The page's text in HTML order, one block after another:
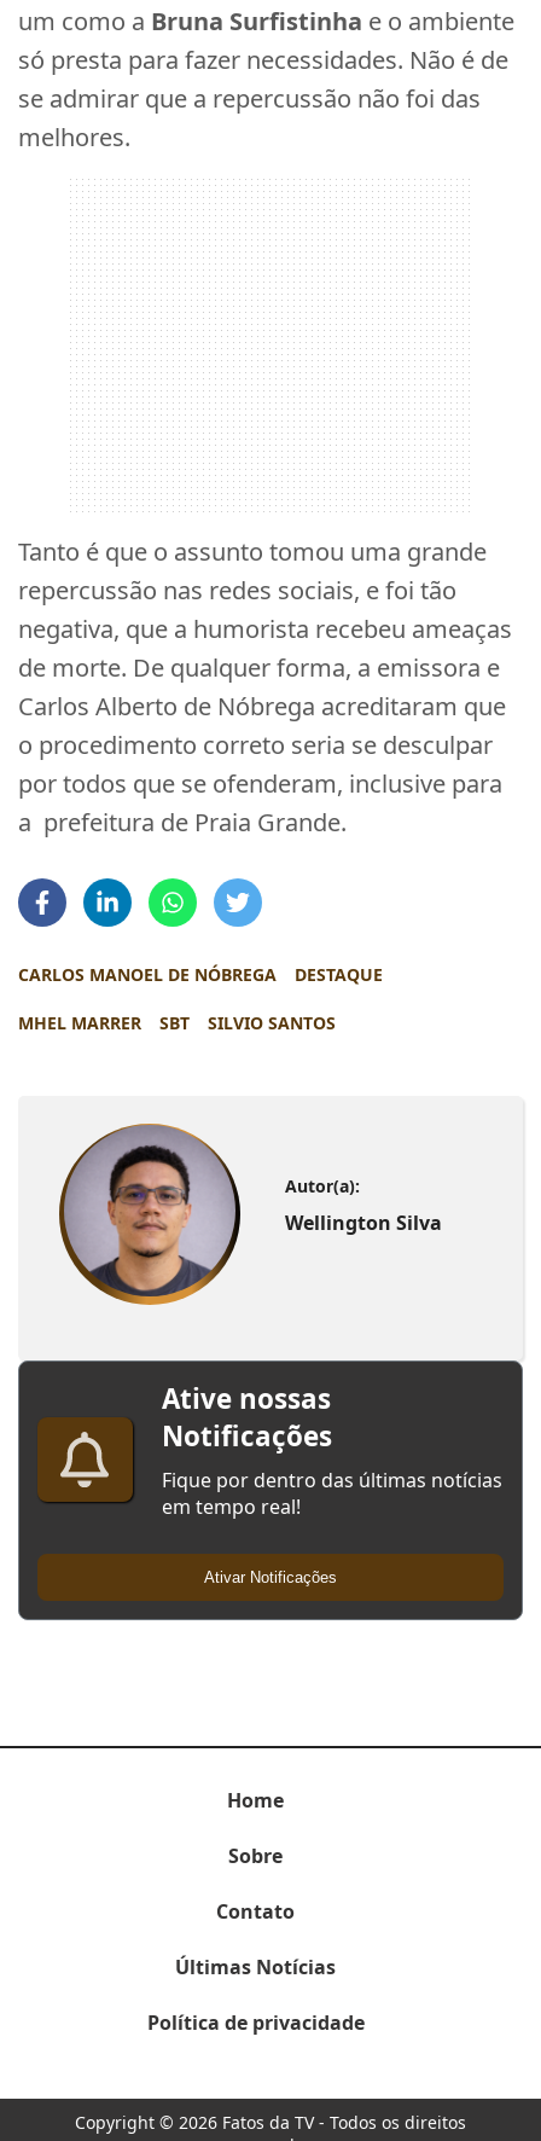
um como a Bruna Surfistinha e o ambiente
só presta para fazer necessidades. Não é de
se admirar que a repercussão não foi das
melhores.
Tanto é que o assunto tomou uma grande
repercussão nas redes sociais, e foi tão
negativa, que a humorista recebeu ameaças
de morte. De qualquer forma, a emissora e
Carlos Alberto de Nóbrega acreditaram que
o procedimento correto seria se desculpar
por todos que se ofenderam, inclusive para
a prefeitura de Praia Grande.
CARLOS MANOEL DE NÓBREGA DESTAQUE
MHEL MARRER SBT SILVIO SANTOS
Autor(a):
Wellington Silva
Ative nossas
Notificações
Fique por dentro das últimas notícias
em tempo real!
Ativar Notificações
Home
Sobre
Contato
Últimas Notícias
Política de privacidade
Copyright © 2026 Fatos da TV - Todos os direitos